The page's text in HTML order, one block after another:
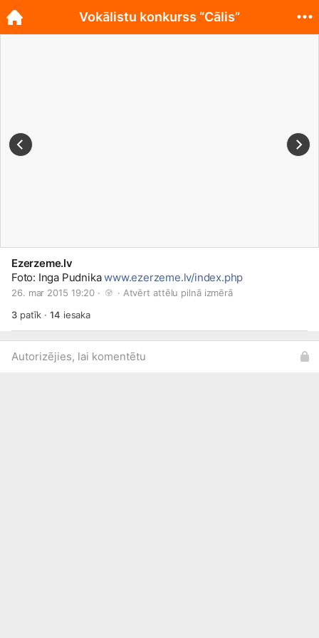
Ezerzeme.lv
Foto: Inga Pudnikawww.ezerzeme.lv/index.php
26. mar 2015 19:20 · · Atvērt attēlu pilnā izmērā
3patīk ·14 iesaka
Autorizējies, lai komentētu
Vokālistu konkurss “Cālis”